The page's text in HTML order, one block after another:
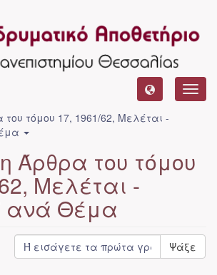
τόμου 17, 1961/62, Μελέται -
Άρθρα του τόμου
Μελέται -
ανά Θέμα
Ψάξε